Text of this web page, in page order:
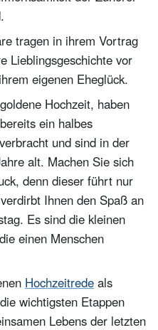
tragen in ihrem Vortrag
Lieblingsgeschichte vor
eigenen Eheglück.
Hochzeit, haben
ein halbes
und sind in der
alt. Machen Sie sich
denn dieser führt nur
Ihnen den Spaß an
Es sind die kleinen
einen Menschen
Hochzeitrede als
wichtigsten Etappen
Lebens der letzten